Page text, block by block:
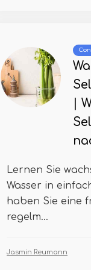
|
Lernen Sie
Wasser in
haben Sie eine
regelm...
Jasmin Reumann